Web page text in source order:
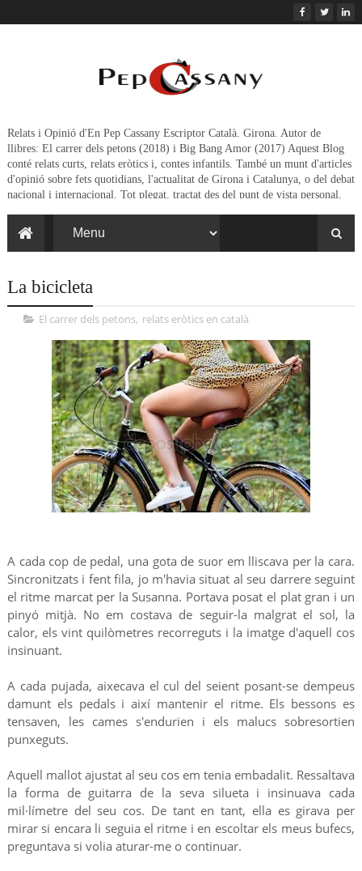
Relats i Opinió d'En Pep Cassany Escriptor Català. Girona. Autor de
llibres: El carrer dels petons (2018) i Big Bang Amor (2017) Aquest Blog
conté relats curts, relats eròtics i, contes infantils. També un munt d'articles
d'opinió sobre fets quotidians, l'actualitat de Girona i Catalunya, o del debat
nacional i internacional. Tot plegat, tractat des del punt de vista personal,
La bicicleta
El carrer dels petons, relats eròtics en català
A cada cop de pedal, una gota de suor em lliscava per la cara.
Sincronitzats i fent fila, jo m'havia situat al seu darrere seguint
el ritme marcat per la Susanna. Portava posat el plat gran i un
pinyó mitjà. No em costava de seguir-la malgrat el sol, la
calor, els vint quilòmetres recorreguts i la imatge d'aquell cos
insinuant.
A cada pujada, aixecava el cul del seient posant-se dempeus
damunt els pedals i així mantenir el ritme. Els bessons es
tensaven, les cames s'endurien i els malucs sobresortien
punxeguts.
Aquell mallot ajustat al seu cos em tenia embadalit. Ressaltava
la forma de guitarra de la seva silueta i insinuava cada
mil·límetre del seu cos. De tant en tant, ella es girava per
mirar si encara li seguia el ritme i en escoltar els meus bufecs,
preguntava si volia aturar-me o continuar.